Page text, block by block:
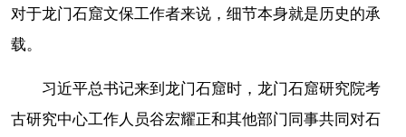
对于龙门石窟文保工作者来说，细节本身就是历史的承
载。
习近平总书记来到龙门石窟时，龙门石窟研究院考
古研究中心工作人员谷宏耀正和其他部门同事共同对石